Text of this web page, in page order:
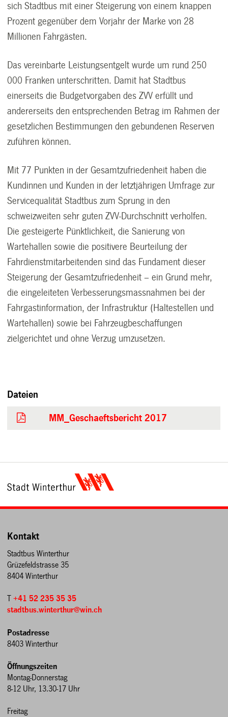
sich Stadtbus mit einer Steigerung von einem knappen
Prozent gegenüber dem Vorjahr der Marke von 28
Millionen Fahrgästen.
Das vereinbarte Leistungsentgelt wurde um rund 250
000 Franken unterschritten. Damit hat Stadtbus
einerseits die Budgetvorgaben des ZVV erfüllt und
andererseits den entsprechenden Betrag im Rahmen der
gesetzlichen Bestimmungen den gebundenen Reserven
zuführen können.
Mit 77 Punkten in der Gesamtzufriedenheit haben die
Kundinnen und Kunden in der letztjährigen Umfrage zur
Servicequalität Stadtbus zum Sprung in den
schweizweiten sehr guten ZVV-Durchschnitt verholfen.
Die gesteigerte Pünktlichkeit, die Sanierung von
Wartehallen sowie die positivere Beurteilung der
Fahrdienstmitarbeitenden sind das Fundament dieser
Steigerung der Gesamtzufriedenheit – ein Grund mehr,
die eingeleiteten Verbesserungsmassnahmen bei der
Fahrgastinformation, der Infrastruktur (Haltestellen und
Wartehallen) sowie bei Fahrzeugbeschaffungen
zielgerichtet und ohne Verzug umzusetzen.
Dateien
MM_Geschaeftsbericht 2017
Kontakt
Stadtbus Winterthur
Grüzefeldstrasse 35
8404 Winterthur
T+41 52 235 35 35
stadtbus.winterthur@win.ch
Postadresse
8403 Winterthur
Öffnungszeiten
Montag-Donnerstag
8-12 Uhr, 13.30-17 Uhr
Freitag